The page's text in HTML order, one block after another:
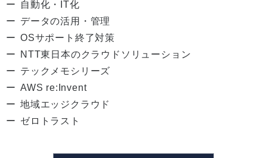
自動化・IT化
データの活用・管理
OSサポート終了対策
NTT東日本のクラウドソリューション
テックメモシリーズ
AWS re:Invent
地域エッジクラウド
ゼロトラスト